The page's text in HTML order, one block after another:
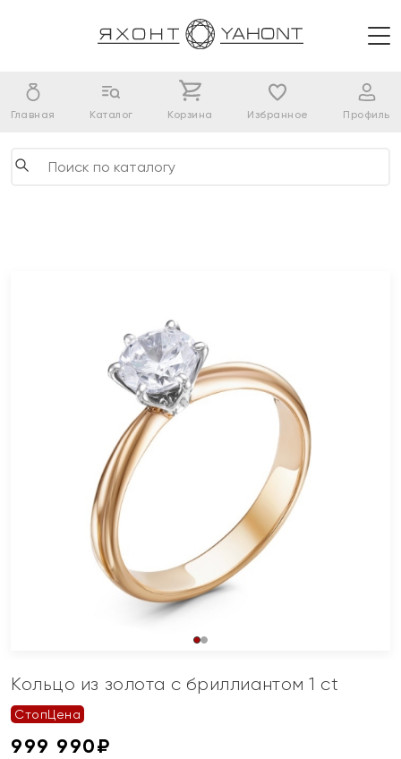
Главная Каталог Корзина Избранное Профиль
Кольцо из золота с бриллиантом 1 ct
СтопЦена
999 990₽